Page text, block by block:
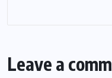
Leave a